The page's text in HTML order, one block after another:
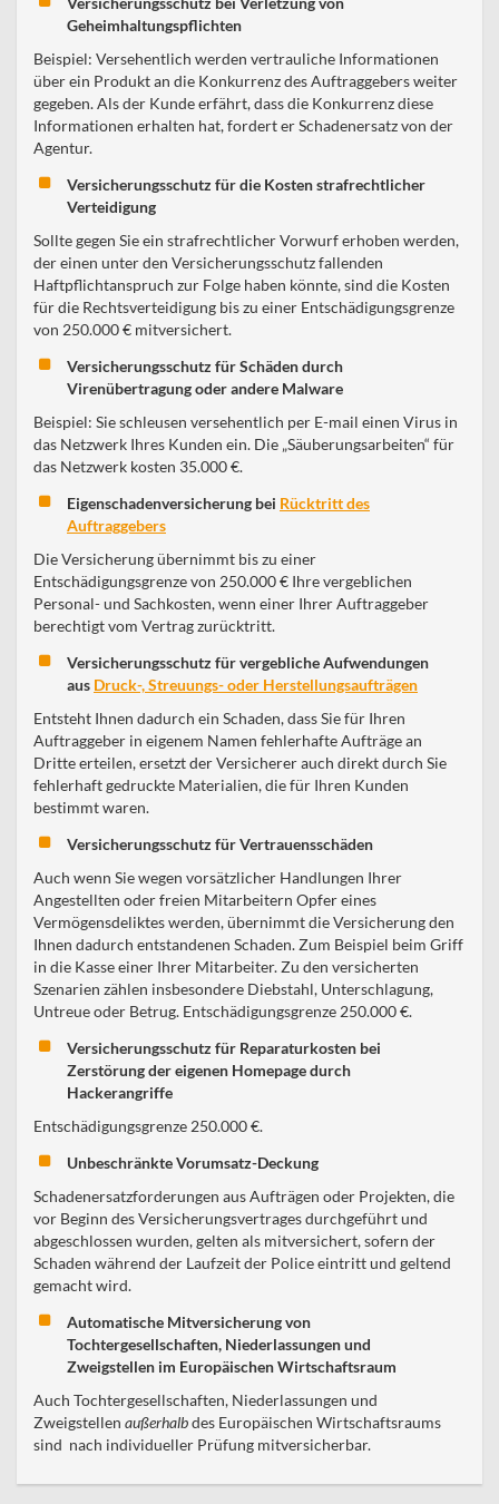
Geheimhaltungspflichten
Beispiel: Versehentlich werden vertrauliche Informationen
über ein Produkt an die Konkurrenz des Auftraggebers weiter
gegeben. Als der Kunde erfährt, dass die Konkurrenz diese
Informationen erhalten hat, fordert er Schadenersatz von der
Agentur.
Versicherungsschutz für die Kosten strafrechtlicher
Verteidigung
Sollte gegen Sie ein strafrechtlicher Vorwurf erhoben werden,
der einen unter den Versicherungsschutz fallenden
Haftpflichtanspruch zur Folge haben könnte, sind die Kosten
für die Rechtsverteidigung bis zu einer Entschädigungsgrenze
von 250.000 € mitversichert.
Versicherungsschutz für Schäden durch
Virenübertragung oder andere Malware
Beispiel: Sie schleusen versehentlich per E-mail einen Virus in
das Netzwerk Ihres Kunden ein. Die „Säuberungsarbeiten“ für
das Netzwerk kosten 35.000 €.
Eigenschadenversicherung bei Rücktritt des
Auftraggebers
Die Versicherung übernimmt bis zu einer
Entschädigungsgrenze von 250.000 € Ihre vergeblichen
Personal- und Sachkosten, wenn einer Ihrer Auftraggeber
berechtigt vom Vertrag zurücktritt.
Versicherungsschutz für vergebliche Aufwendungen
aus Druck-, Streuungs- oder Herstellungsaufträgen
Entsteht Ihnen dadurch ein Schaden, dass Sie für Ihren
Auftraggeber in eigenem Namen fehlerhafte Aufträge an
Dritte erteilen, ersetzt der Versicherer auch direkt durch Sie
fehlerhaft gedruckte Materialien, die für Ihren Kunden
bestimmt waren.
Versicherungsschutz für Vertrauensschäden
Auch wenn Sie wegen vorsätzlicher Handlungen Ihrer
Angestellten oder freien Mitarbeitern Opfer eines
Vermögensdeliktes werden, übernimmt die Versicherung den
Ihnen dadurch entstandenen Schaden. Zum Beispiel beim Griff
in die Kasse einer Ihrer Mitarbeiter. Zu den versicherten
Szenarien zählen insbesondere Diebstahl, Unterschlagung,
Untreue oder Betrug. Entschädigungsgrenze 250.000 €.
Versicherungsschutz für Reparaturkosten bei
Zerstörung der eigenen Homepage durch
Hackerangriffe
Entschädigungsgrenze 250.000 €.
Unbeschränkte Vorumsatz-Deckung
Schadenersatzforderungen aus Aufträgen oder Projekten, die
vor Beginn des Versicherungsvertrages durchgeführt und
abgeschlossen wurden, gelten als mitversichert, sofern der
Schaden während der Laufzeit der Police eintritt und geltend
gemacht wird.
Automatische Mitversicherung von
Tochtergesellschaften, Niederlassungen und
Zweigstellen im Europäischen Wirtschaftsraum
Auch Tochtergesellschaften, Niederlassungen und
Zweigstellen außerhalbdes Europäischen Wirtschaftsraums
sind nach individueller Prüfung mitversicherbar.